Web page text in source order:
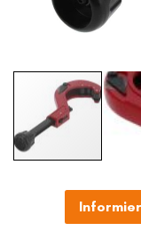
Bildergalerie